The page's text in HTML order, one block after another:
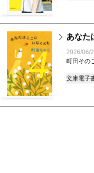
4
あなた
2026/06/
町田その
文庫電子